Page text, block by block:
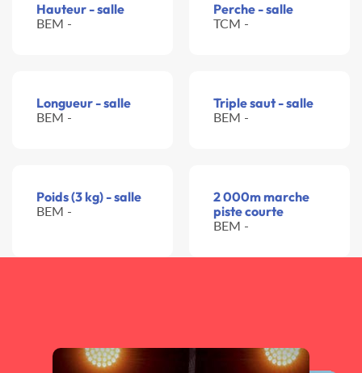
Hauteur - salle
BEM -
Perche - salle
TCM -
Longueur - salle
BEM -
Triple saut - salle
BEM -
Poids (3 kg) - salle
BEM -
2 000m marche
piste courte
BEM -